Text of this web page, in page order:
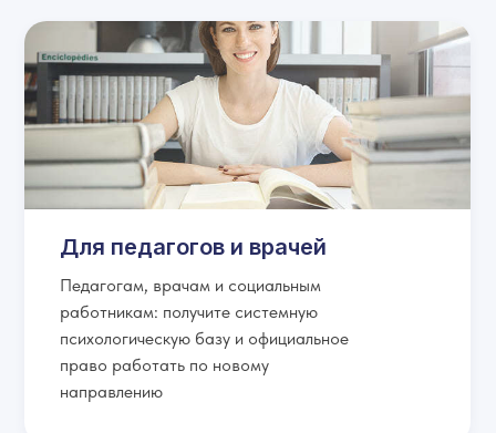
Педагогам, врачам и социальным
работникам: получите системную
психологическую базу и официальное
право работать по новому
направлению
Для педагогов и врачей